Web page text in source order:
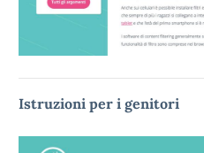
Istruzioni per i genitori